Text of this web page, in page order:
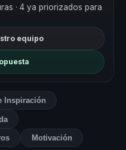
· 4 ya priorizados para
equipo
Inspiración
Motivación